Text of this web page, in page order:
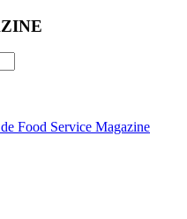
Food Service Magazine